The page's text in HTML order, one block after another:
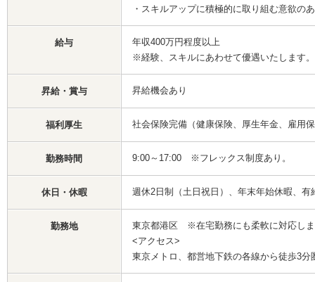
・スキルアップに積極的に取り組む意欲の
給与
年収400万円程度以上
※経験、スキルにあわせて優遇いたします。
昇給・賞与 昇給機会あり
福利厚生 社会保険完備（健康保険、厚生年金、雇用
勤務時間 9:00～17:00 ※フレックス制度あり。
休日・休暇 週休2日制（土日祝日）、年末年始休暇、
勤務地
東京都港区 ※在宅勤務にも柔軟に対応し
<アクセス>
東京メトロ、都営地下鉄の各線から徒歩3分